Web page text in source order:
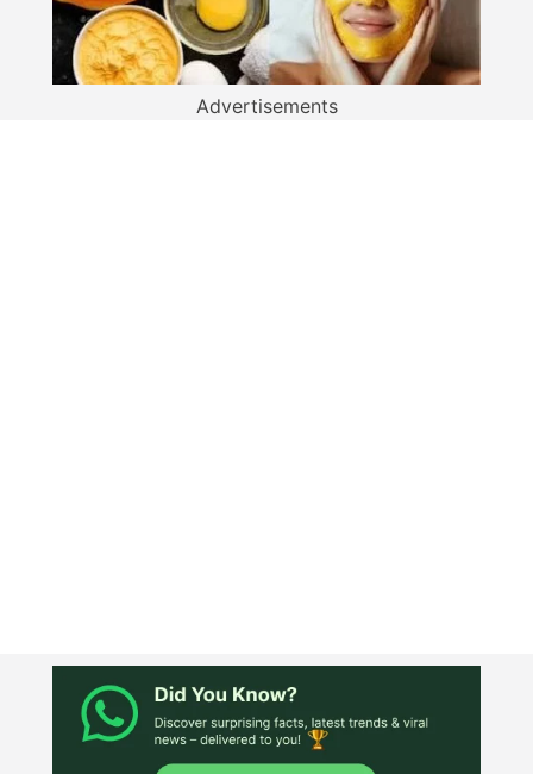
Advertisements